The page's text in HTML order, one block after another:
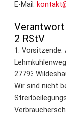
E-Mail:
2 RStV
1. Vorsitzende:
27793
Wir sind nicht